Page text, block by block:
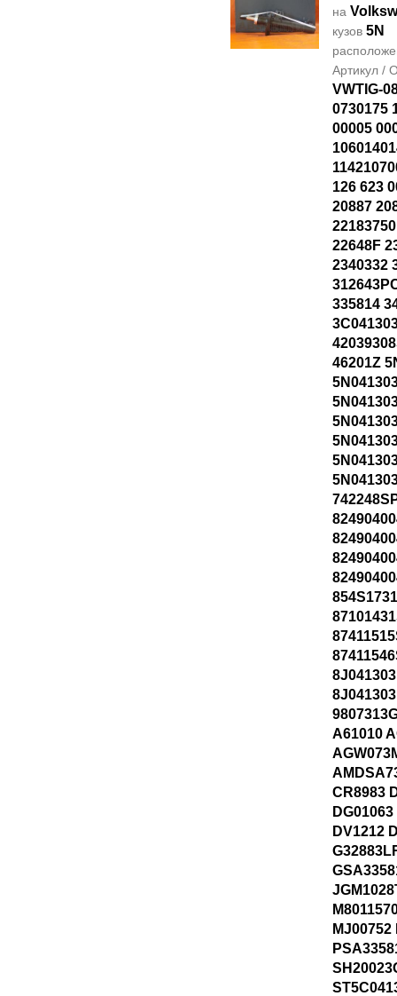
на
кузов 5N
Артикул /
VWTIG-
0730175
00005
126 623
20887
22648F
2340332
335814
46201Z
A61010
CR8983
DV1212
MJ00752